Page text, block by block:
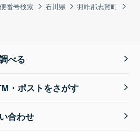
番号検索 石川県
羽咋郡志賀町
べる
・ポストをさがす
合わせ